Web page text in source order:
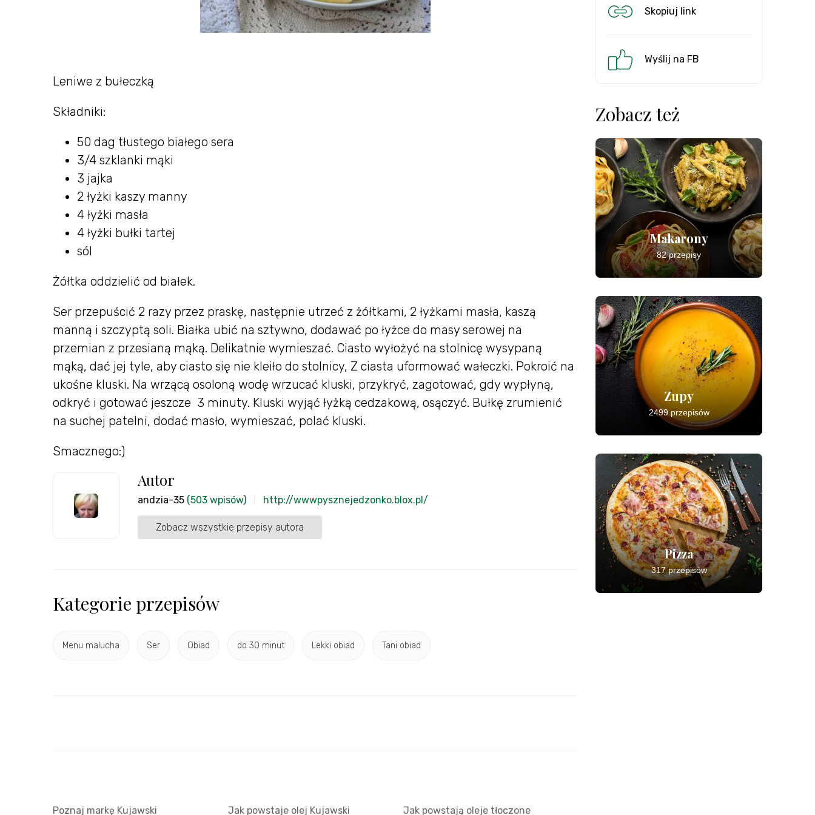
Leniwe z bułeczką
Składniki:
50 dag tłustego białego sera
3/4 szklanki mąki
3 jajka
2 łyżki kaszy manny
4 łyżki masła
4 łyżki bułki tartej
sól
Żółtka oddzielić od białek.
Ser przepuścić 2 razy przez praskę, następnie utrzeć z żółtkami, 2 łyżkami masła, kaszą
manną i szczyptą soli. Białka ubić na sztywno, dodawać po łyżce do masy serowej na
przemian z przesianą mąką. Delikatnie wymieszać. Ciasto wyłożyć na stolnicę wysypaną
mąką, dać jej tyle, aby ciasto się nie kleiło do stolnicy, Z ciasta uformować wałeczki. Pokroić na
ukośne kluski. Na wrzącą osoloną wodę wrzucać kluski, przykryć, zagotować, gdy wypłyną,
odkryć i gotować jeszcze 3 minuty. Kluski wyjąć łyżką cedzakową, osączyć. Bułkę zrumienić
na suchej patelni, dodać masło, wymieszać, polać kluski.
Smacznego:)
Autor
andzia-35 (503 wpisów) http://wwwpysznejedzonko.blox.pl/
Zobacz wszystkie przepisy autora
Kategorie przepisów
Menu malucha Ser Obiad do 30 minut Lekki obiad Tani obiad
Skopiuj link
Wyślij na FB
Zobacz też
Makarony
82 przepisy
Zupy
2499 przepisów
Pizza
317 przepisów
Poznaj markę Kujawski Jak powstaje olej Kujawski Jak powstają oleje tłoczone